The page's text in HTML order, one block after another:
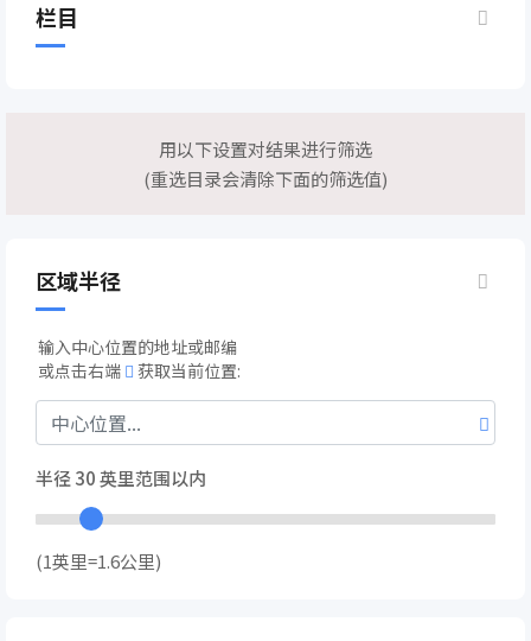
栏目
用以下设置对结果进行筛选
(重选目录会清除下面的筛选值)
区域半径
输入中心位置的地址或邮编
或点击右端
获取当前位置:
半径30英里范围以内
(1英里=1.6公里)